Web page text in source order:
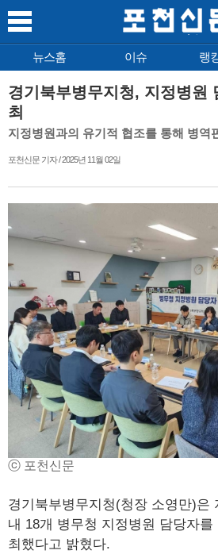
뉴스홈 이슈 랭
경기북부병무지청, 지정병원
최
지정병원과의 유기적 협조를 통해 병역
포천신문 기자 / 2025년 11월 02일
ⓒ 포천신문
경기북부병무지청(청장 소영만)은
내 18개 병무청 지정병원 담당자를
최했다고 밝혔다.